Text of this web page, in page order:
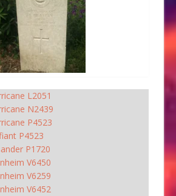
L2051
N2439
P4523
P4523
P1720
V6450
V6259
V6452